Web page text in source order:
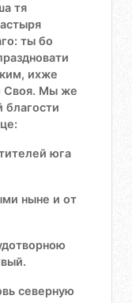
тя
ты бо
ихже
Своя. Мы же
благости
юга
ныне и от
северную